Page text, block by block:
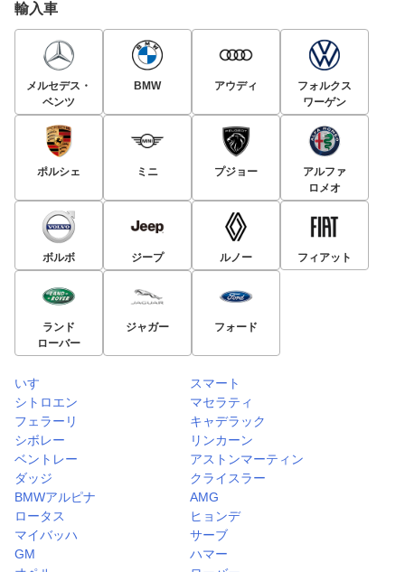
輸入車
メルセデス・
ベンツ
BMW アウディ
フォルクス
ワーゲン
ポルシェ ミニ プジョー
アルファ
ロメオ
ボルボ ジープ ルノー フィアット
ランド
ローバー
ジャガー フォード
いすゞ
スマート
シトロエン
マセラティ
フェラーリ
キャデラック
シボレー
リンカーン
ベントレー
アストンマーティン
ダッジ
クライスラー
BMWアルピナ
AMG
ロータス
ヒョンデ
マイバッハ
サーブ
GM
ハマー